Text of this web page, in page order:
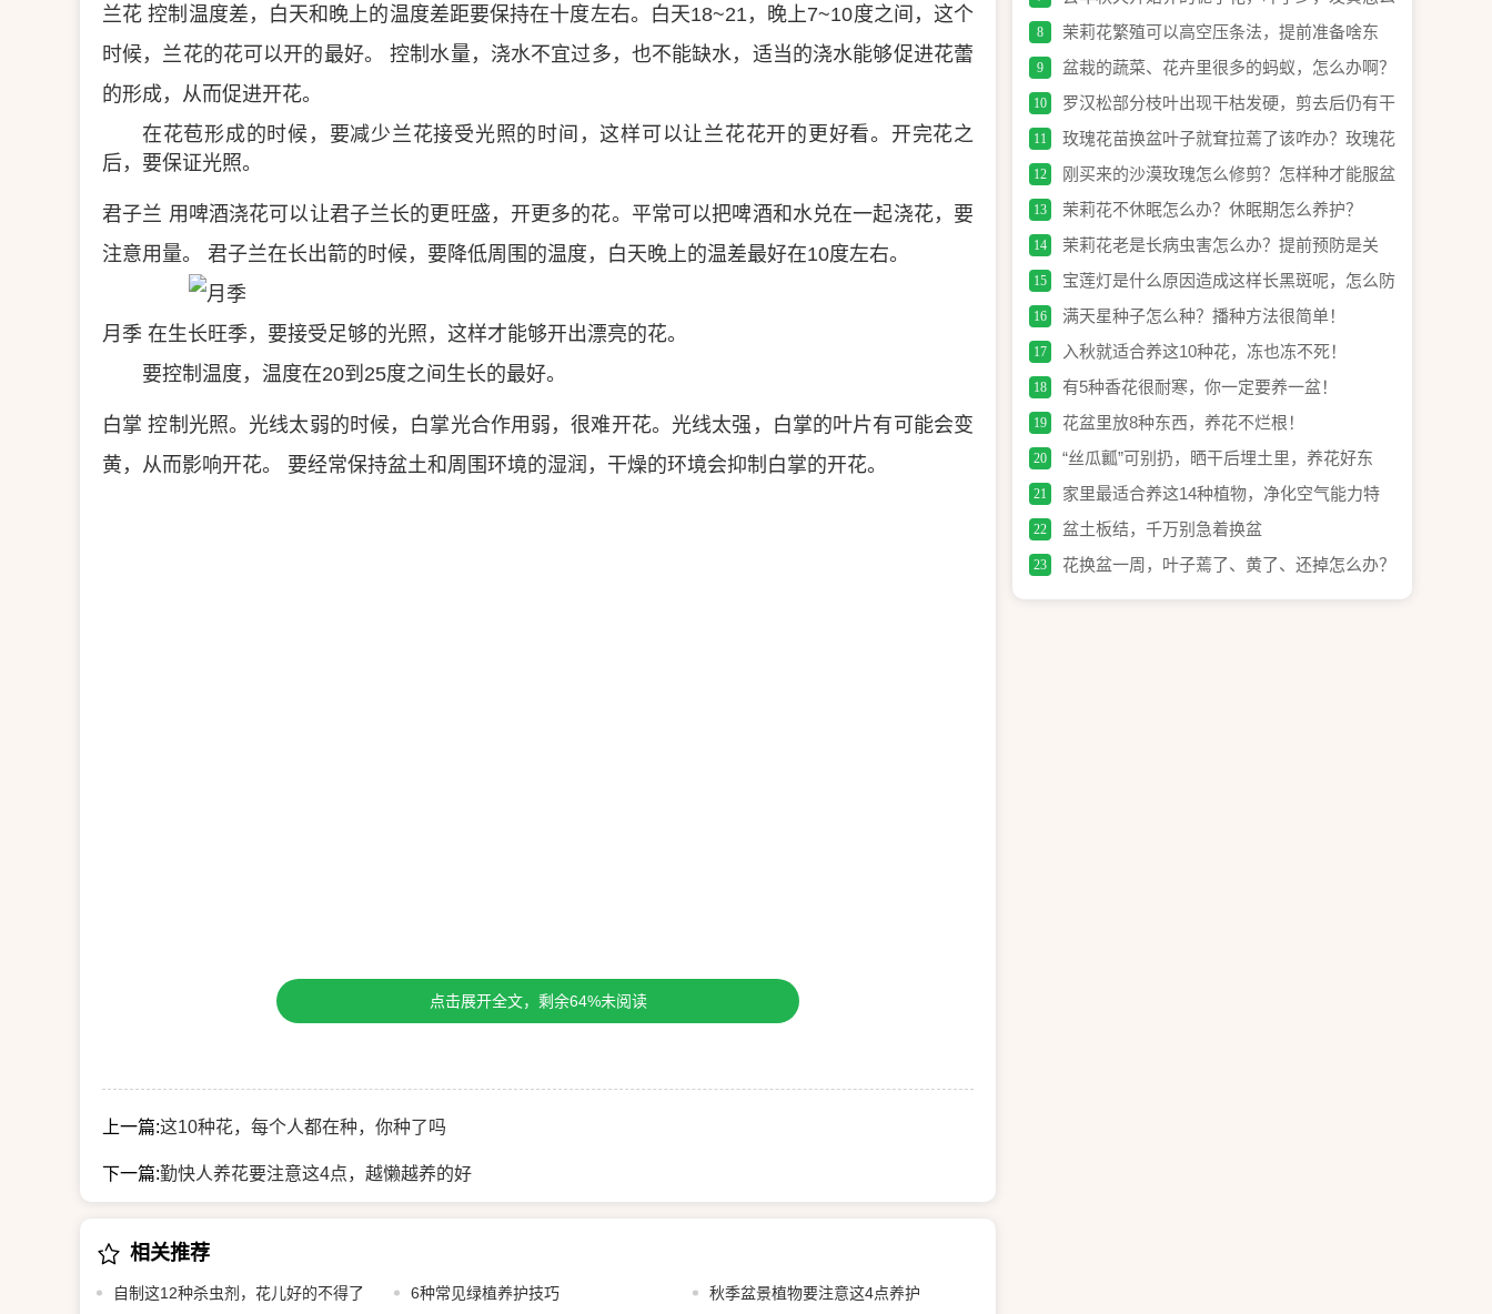
兰花控制温度差，白天和晚上的温度差距要保持在十度左右。白天18~21，晚上7~10度之间，这个
时候，兰花的花可以开的最好。
控制水量，浇水不宜过多，也不能缺水，适当的浇水能够促进花蕾
的形成，从而促进开花。
在花苞形成的时候，要减少兰花接受光照的时间，这样可以让兰花花开的更好看。开完花之
后，要保证光照。
君子兰 用啤酒浇花可以让君子兰长的更旺盛，开更多的花。平常可以把啤酒和水兑在一起浇花，要
注意用量。
君子兰在长出箭的时候，要降低周围的温度，白天晚上的温差最好在10度左右。
月季 在生长旺季，要接受足够的光照，这样才能够开出漂亮的花。
要控制温度，温度在20到25度之间生长的最好。
白掌控制光照。光线太弱的时候，白掌光合作用弱，很难开花。光线太强，白掌的叶片有可能会变
黄，从而影响开花。
要经常保持盆土和周围环境的湿润，干燥的环境会抑制白掌的开花。
点击展开全文，剩余64%未阅读
上一篇:这10种花，每个人都在种，你种了吗
下一篇:勤快人养花要注意这4点，越懒越养的好
相关推荐
自制这12种杀虫剂，花儿好的不得了 6种常见绿植养护技巧 秋季盆景植物要注意这4点养护
办？
8
茉莉花繁殖可以高空压条法，提前准备啥东
西？具体怎么操作？
9
盆栽的蔬菜、花卉里很多的蚂蚁，怎么办啊？
这是啥情况？
10
罗汉松部分枝叶出现干枯发硬，剪去后仍有干
枯，该怎么办？
11
玫瑰花苗换盆叶子就耷拉蔫了该咋办？玫瑰花
换盆后怎么养护？
12
刚买来的沙漠玫瑰怎么修剪？怎样种才能服盆
快？注意这几点细节！
13 茉莉花不休眠怎么办？休眠期怎么养护？
14
茉莉花老是长病虫害怎么办？提前预防是关
键！
15
宝莲灯是什么原因造成这样长黑斑呢，怎么防
治呢？
16 满天星种子怎么种？播种方法很简单！
17 入秋就适合养这10种花，冻也冻不死！
18 有5种香花很耐寒，你一定要养一盆！
19 花盆里放8种东西，养花不烂根！
20
“丝瓜瓤”可别扔，晒干后埋土里，养花好东
西！
21
家里最适合养这14种植物，净化空气能力特
别强！
22 盆土板结，千万别急着换盆
23
花换盆一周，叶子蔫了、黄了、还掉怎么办？
怎么判断闷根和烧根？